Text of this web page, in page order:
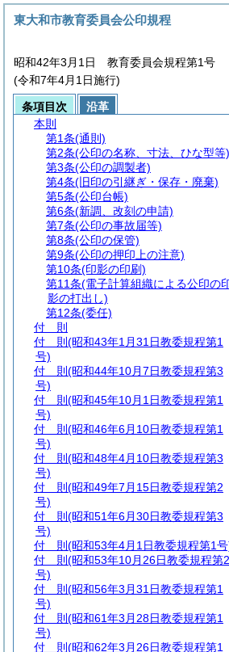
東大和市教育委員会公印規程
昭和42年3月1日 教育委員会規程第1号
(令和7年4月1日施行)
条項目次
沿革
本則
第1条(通則)
第2条(公印の名称、寸法、ひな型等)
第3条(公印の調製者)
第4条(旧印の引継ぎ・保存・廃棄)
第5条(公印台帳)
第6条(新調、改刻の申請)
第7条(公印の事故届等)
第8条(公印の保管)
第9条(公印の押印上の注意)
第10条(印影の印刷)
第11条(電子計算組織による公印の
影の打出し)
第12条(委任)
付 則
付 則 (昭和43年1月31日教委規程第1
号)
付 則 (昭和44年10月7日教委規程第3
号)
付 則 (昭和45年10月1日教委規程第1
号)
付 則 (昭和46年6月10日教委規程第1
号)
付 則 (昭和48年4月10日教委規程第3
号)
付 則 (昭和49年7月15日教委規程第2
号)
付 則 (昭和51年6月30日教委規程第3
号)
付 則 (昭和53年4月1日教委規程第1
付 則 (昭和53年10月26日教委規程第2
号)
付 則 (昭和56年3月31日教委規程第1
号)
付 則 (昭和61年3月28日教委規程第1
号)
付 則 (昭和62年3月26日教委規程第1